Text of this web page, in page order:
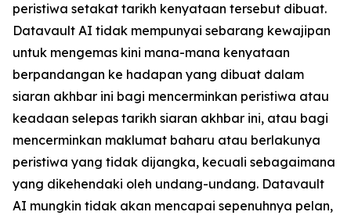
peristiwa setakat tarikh kenyataan tersebut dibuat.
Datavault AI tidak mempunyai sebarang kewajipan
untuk mengemas kini mana-mana kenyataan
berpandangan ke hadapan yang dibuat dalam
siaran akhbar ini bagi mencerminkan peristiwa atau
keadaan selepas tarikh siaran akhbar ini, atau bagi
mencerminkan maklumat baharu atau berlakunya
peristiwa yang tidak dijangka, kecuali sebagaimana
yang dikehendaki oleh undang-undang. Datavault
AI mungkin tidak akan mencapai sepenuhnya pelan,